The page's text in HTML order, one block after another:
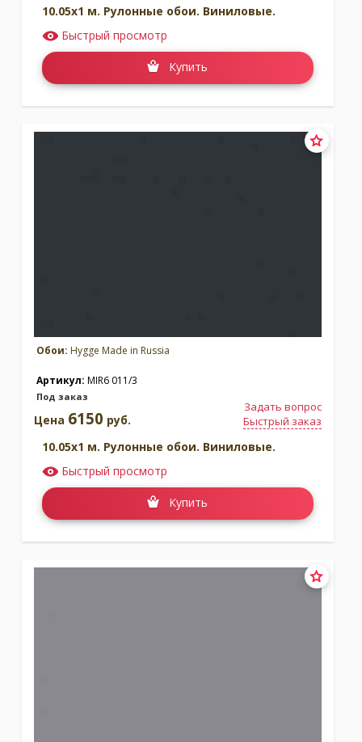
10.05x1 м. Рулонные обои. Виниловые.
Быстрый просмотр
Купить
Обои: Hygge Made in Russia
Артикул: MIR6 011/3
Под заказ
Задать вопрос
Быстрый заказ
Цена 6150 руб.
10.05x1 м. Рулонные обои. Виниловые.
Быстрый просмотр
Купить